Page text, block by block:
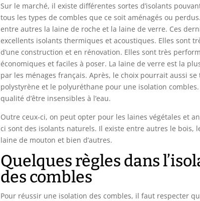
Sur le marché, il existe différentes sortes d’isolants
tous les types de combles que ce soit aménagés ou
entre autres la laine de roche et la laine de verre. Ces
excellents isolants thermiques et acoustiques. Elles sont
d’une construction et en rénovation. Elles sont très
économiques et faciles à poser. La laine de verre est la
par les ménages français. Après, le choix pourrait aussi
polystyrène et le polyuréthane pour une isolation
qualité d’être insensibles à l’eau.
Outre ceux-ci, on peut opter pour les laines végétales et
ci sont des isolants naturels. Il existe entre autres le bois,
laine de mouton et bien d’autres.
Quelques règles dans
des combles
Pour réussir une isolation des combles, il faut respecter